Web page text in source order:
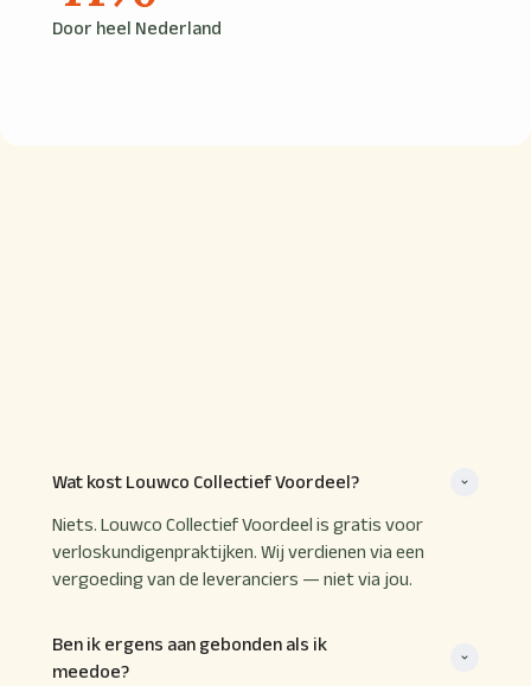
Door heel Nederland
Wat kost Louwco Collectief Voordeel?
Niets. Louwco Collectief Voordeel is gratis voor
verloskundigenpraktijken. Wij verdienen via een
vergoeding van de leveranciers — niet via jou.
Ben ik ergens aan gebonden als ik
meedoe?